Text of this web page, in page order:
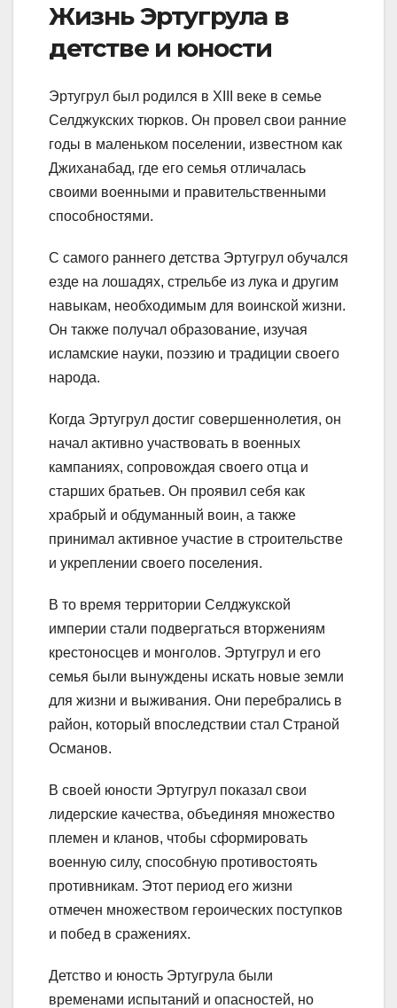
Жизнь Эртугрула в
детстве и юности
Эртугрул был родился в XIII веке в семье
Селджукских тюрков. Он провел свои ранние
годы в маленьком поселении, известном как
Джиханабад, где его семья отличалась
своими военными и правительственными
способностями.
С самого раннего детства Эртугрул обучался
езде на лошадях, стрельбе из лука и другим
навыкам, необходимым для воинской жизни.
Он также получал образование, изучая
исламские науки, поэзию и традиции своего
народа.
Когда Эртугрул достиг совершеннолетия, он
начал активно участвовать в военных
кампаниях, сопровождая своего отца и
старших братьев. Он проявил себя как
храбрый и обдуманный воин, а также
принимал активное участие в строительстве
и укреплении своего поселения.
В то время территории Селджукской
империи стали подвергаться вторжениям
крестоносцев и монголов. Эртугрул и его
семья были вынуждены искать новые земли
для жизни и выживания. Они перебрались в
район, который впоследствии стал Страной
Османов.
В своей юности Эртугрул показал свои
лидерские качества, объединяя множество
племен и кланов, чтобы сформировать
военную силу, способную противостоять
противникам. Этот период его жизни
отмечен множеством героических поступков
и побед в сражениях.
Детство и юность Эртугрула были
временами испытаний и опасностей, но